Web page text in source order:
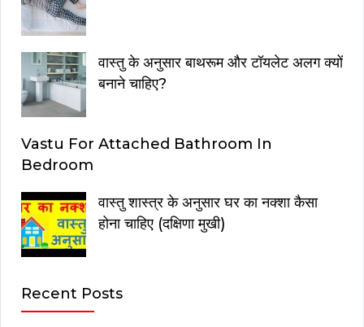
वास्तु के अनुसार बाथरूम और टॉयलेट अलग क्यों
बनाने चाहिए?
Vastu For Attached Bathroom In
Bedroom
वास्तु शास्त्र के अनुसार घर का नक्शा कैसा
होना चाहिए (दक्षिणा मुखी)
Recent Posts